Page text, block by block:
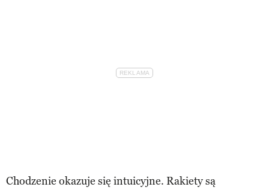
Chodzenie okazuje się intuicyjne. Rakiety są